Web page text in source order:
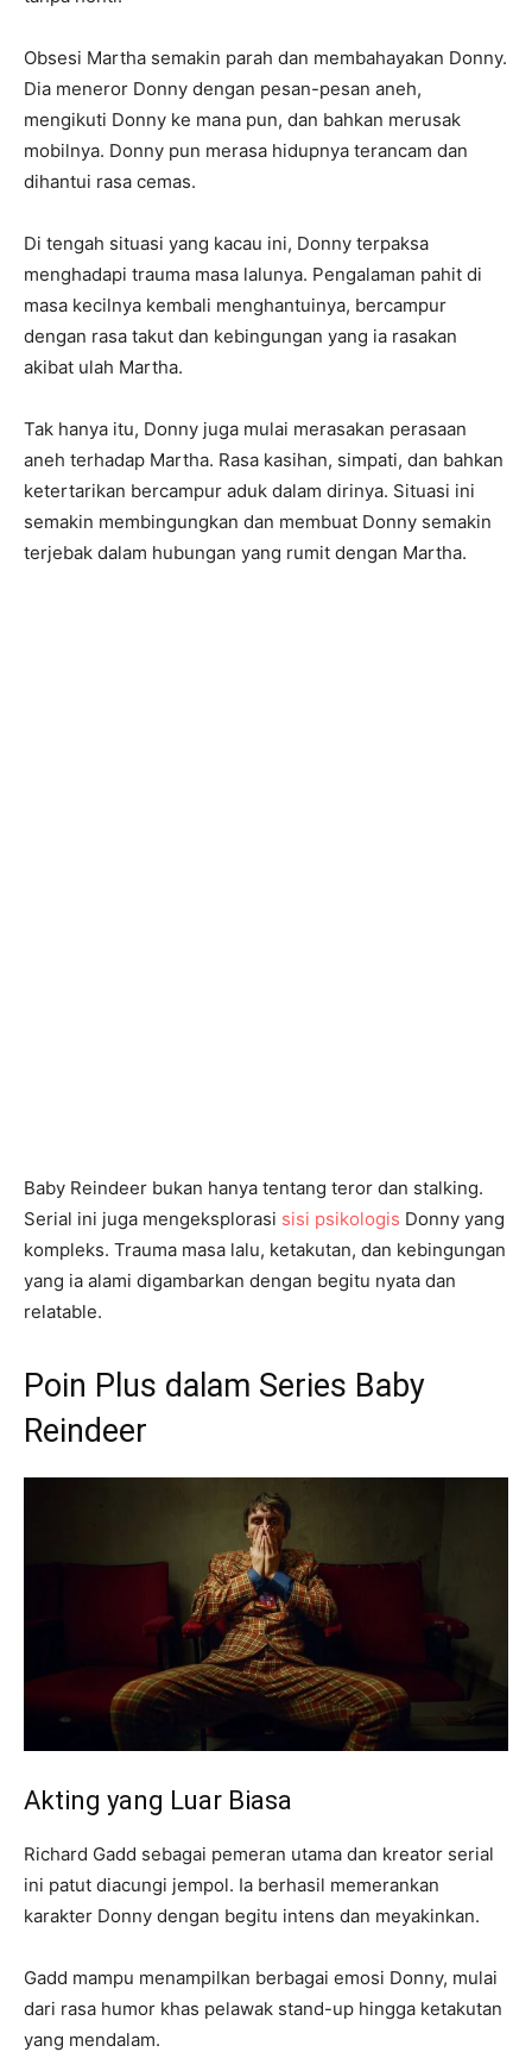
Obsesi Martha semakin parah dan membahayakan Donny.
Dia meneror Donny dengan pesan-pesan aneh,
mengikuti Donny ke mana pun, dan bahkan merusak
mobilnya. Donny pun merasa hidupnya terancam dan
dihantui rasa cemas.
Di tengah situasi yang kacau ini, Donny terpaksa
menghadapi trauma masa lalunya. Pengalaman pahit di
masa kecilnya kembali menghantuinya, bercampur
dengan rasa takut dan kebingungan yang ia rasakan
akibat ulah Martha.
Tak hanya itu, Donny juga mulai merasakan perasaan
aneh terhadap Martha. Rasa kasihan, simpati, dan bahkan
ketertarikan bercampur aduk dalam dirinya. Situasi ini
semakin membingungkan dan membuat Donny semakin
terjebak dalam hubungan yang rumit dengan Martha.
Baby Reindeer bukan hanya tentang teror dan stalking.
Serial ini juga mengeksplorasi sisi psikologis Donny yang
kompleks. Trauma masa lalu, ketakutan, dan kebingungan
yang ia alami digambarkan dengan begitu nyata dan
relatable.
Poin Plus dalam Series Baby
Reindeer
Akting yang Luar Biasa
Richard Gadd sebagai pemeran utama dan kreator serial
ini patut diacungi jempol. Ia berhasil memerankan
karakter Donny dengan begitu intens dan meyakinkan.
Gadd mampu menampilkan berbagai emosi Donny, mulai
dari rasa humor khas pelawak stand-up hingga ketakutan
yang mendalam.